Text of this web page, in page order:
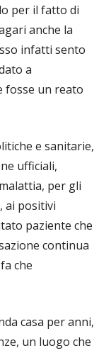
per il fatto di
anche la
infatti sento
a
fosse un reato
e sanitarie,
ufficiali,
per gli
ai positivi
paziente che
continua
che
casa per anni,
un luogo che